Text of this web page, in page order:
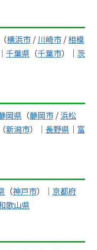
（横浜市 / 川崎市 /相模
千葉県 （千葉市）｜ 茨
岡県 （静岡市 / 浜松
（新潟市）｜ 長野県 ｜ 富
（神戸市）｜ 京都府
歌山県